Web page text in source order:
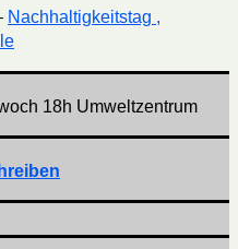
Nachhaltigkeitstag ,
18h Umweltzentrum